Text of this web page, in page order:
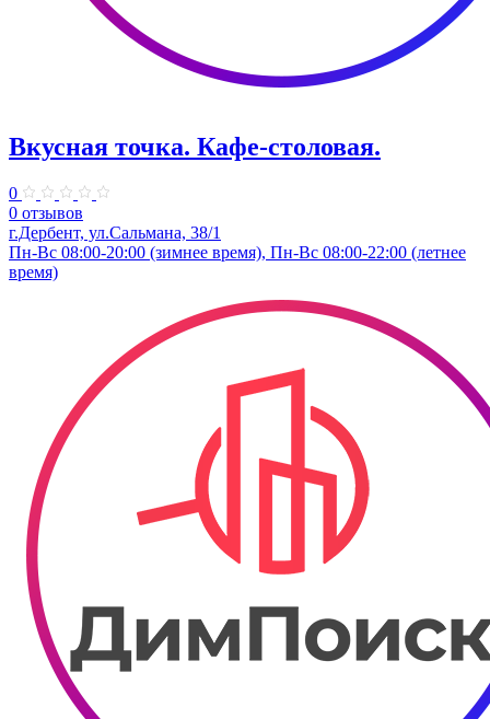
Вкусная точка. ​Кафе-столовая.
0
0 отзывов
г.Дербент, ​ул.​Сальмана, 38/1
Пн-Вс 08:00-20:00 (зимнее время), Пн-Вс 08:00-22:00 (летнее
время)